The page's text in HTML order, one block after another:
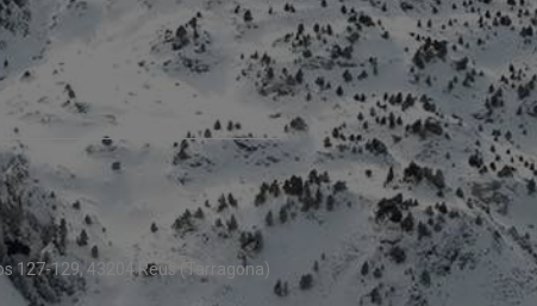
127-129, 43204 Reus (Tarragona)